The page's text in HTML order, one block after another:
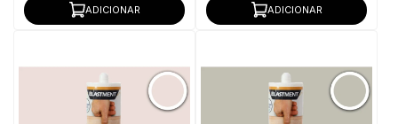
ADICIONAR ADICIONAR